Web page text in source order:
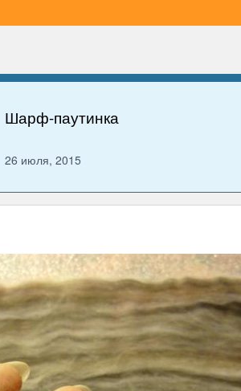
Шарф-паутинка
26 июля, 2015